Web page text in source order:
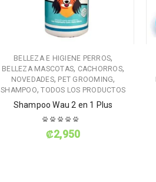
BELLEZA E HIGIENE PERROS,
BELLEZA MASCOTAS, CACHORROS,
NOVEDADES, PET GROOMING,
SHAMPOO,TODOS LOS PRODUCTOS
Shampoo Wau 2 en 1 Plus
₡2,950